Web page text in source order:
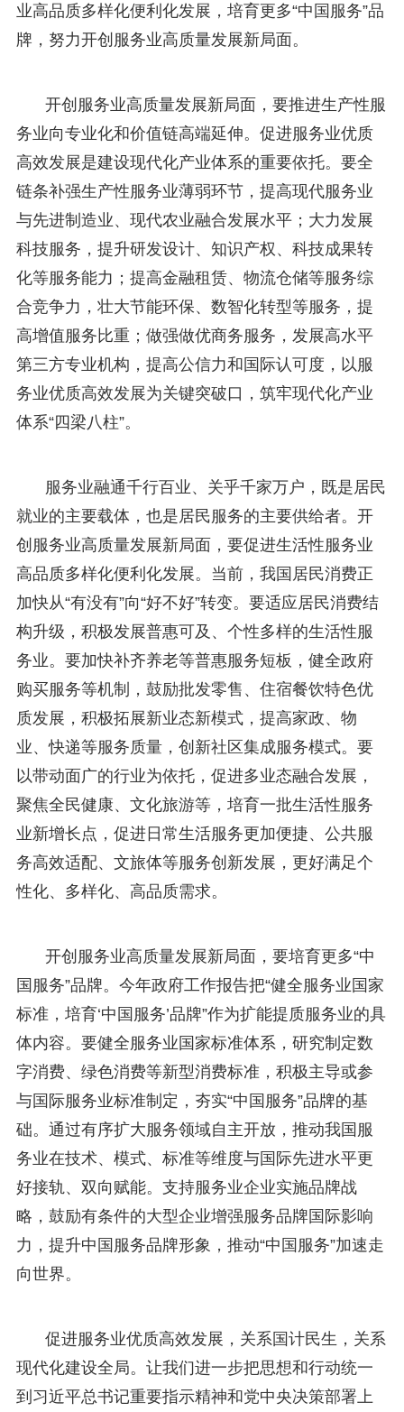
业高品质多样化便利化发展，培育更多“中国服务”品
牌，努力开创服务业高质量发展新局面。
开创服务业高质量发展新局面，要推进生产性服
务业向专业化和价值链高端延伸。促进服务业优质
高效发展是建设现代化产业体系的重要依托。要全
链条补强生产性服务业薄弱环节，提高现代服务业
与先进制造业、现代农业融合发展水平；大力发展
科技服务，提升研发设计、知识产权、科技成果转
化等服务能力；提高金融租赁、物流仓储等服务综
合竞争力，壮大节能环保、数智化转型等服务，提
高增值服务比重；做强做优商务服务，发展高水平
第三方专业机构，提高公信力和国际认可度，以服
务业优质高效发展为关键突破口，筑牢现代化产业
体系“四梁八柱”。
服务业融通千行百业、关乎千家万户，既是居民
就业的主要载体，也是居民服务的主要供给者。开
创服务业高质量发展新局面，要促进生活性服务业
高品质多样化便利化发展。当前，我国居民消费正
加快从“有没有”向“好不好”转变。要适应居民消费结
构升级，积极发展普惠可及、个性多样的生活性服
务业。要加快补齐养老等普惠服务短板，健全政府
购买服务等机制，鼓励批发零售、住宿餐饮特色优
质发展，积极拓展新业态新模式，提高家政、物
业、快递等服务质量，创新社区集成服务模式。要
以带动面广的行业为依托，促进多业态融合发展，
聚焦全民健康、文化旅游等，培育一批生活性服务
业新增长点，促进日常生活服务更加便捷、公共服
务高效适配、文旅体等服务创新发展，更好满足个
性化、多样化、高品质需求。
开创服务业高质量发展新局面，要培育更多“中
国服务”品牌。今年政府工作报告把“健全服务业国家
标准，培育‘中国服务’品牌”作为扩能提质服务业的具
体内容。要健全服务业国家标准体系，研究制定数
字消费、绿色消费等新型消费标准，积极主导或参
与国际服务业标准制定，夯实“中国服务”品牌的基
础。通过有序扩大服务领域自主开放，推动我国服
务业在技术、模式、标准等维度与国际先进水平更
好接轨、双向赋能。支持服务业企业实施品牌战
略，鼓励有条件的大型企业增强服务品牌国际影响
力，提升中国服务品牌形象，推动“中国服务”加速走
向世界。
促进服务业优质高效发展，关系国计民生，关系
现代化建设全局。让我们进一步把思想和行动统一
到习近平总书记重要指示精神和党中央决策部署上